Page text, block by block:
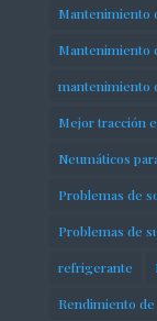
Mantenimiento
Mantenimiento
mantenimiento
Mejor tracción
Neumáticos
Problemas de
Problemas de
refrigerante
Rendimiento de